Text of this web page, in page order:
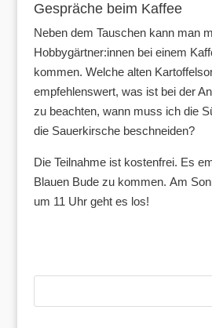
Gespräche beim Kaffee
Neben dem Tauschen kann man
Hobbygärtner:innen bei einem
kommen. Welche alten
empfehlenswert, was ist bei der
zu beachten, wann muss ich die
die Sauerkirsche beschneiden?
Die Teilnahme ist kostenfrei. Es
Blauen Bude zu kommen. Am
um 11 Uhr geht es los!